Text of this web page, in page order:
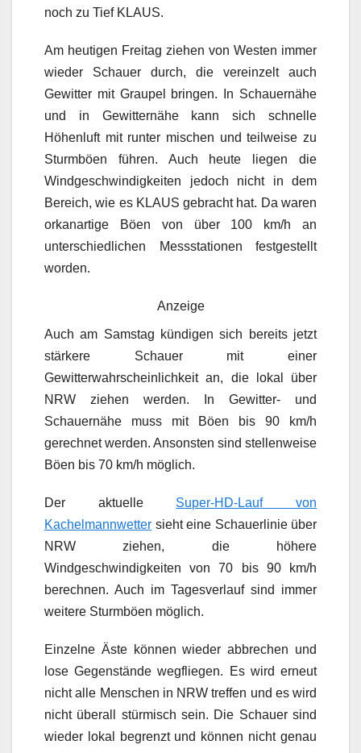
noch zu Tief KLAUS.
Am heutigen Freitag ziehen von Westen immer
wieder Schauer durch, die vereinzelt auch
Gewitter mit Graupel bringen. In Schauernähe
und in Gewitternähe kann sich schnelle
Höhenluft mit runter mischen und teilweise zu
Sturmböen führen. Auch heute liegen die
Windgeschwindigkeiten jedoch nicht in dem
Bereich, wie es KLAUS gebracht hat. Da waren
orkanartige Böen von über 100 km/h an
unterschiedlichen Messstationen festgestellt
worden.
Anzeige
Auch am Samstag kündigen sich bereits jetzt
stärkere Schauer mit einer
Gewitterwahrscheinlichkeit an, die lokal über
NRW ziehen werden. In Gewitter- und
Schauernähe muss mit Böen bis 90 km/h
gerechnet werden. Ansonsten sind stellenweise
Böen bis 70 km/h möglich.
Der aktuelle Super-HD-Lauf von
Kachelmannwetter sieht eine Schauerlinie über
NRW ziehen, die höhere
Windgeschwindigkeiten von 70 bis 90 km/h
berechnen. Auch im Tagesverlauf sind immer
weitere Sturmböen möglich.
Einzelne Äste können wieder abbrechen und
lose Gegenstände wegfliegen. Es wird erneut
nicht alle Menschen in NRW treffen und es wird
nicht überall stürmisch sein. Die Schauer sind
wieder lokal begrenzt und können nicht genau